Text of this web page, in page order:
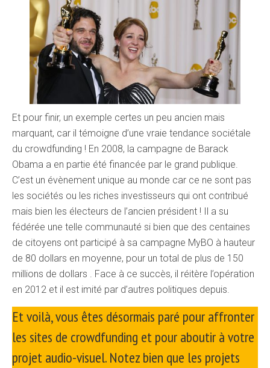
Et pour finir, un exemple certes un peu ancien mais
marquant, car il témoigne d’une vraie tendance sociétale
du crowdfunding ! En 2008, la campagne de Barack
Obama a en partie été financée par le grand publique.
C’est un évènement unique au monde car ce ne sont pas
les sociétés ou les riches investisseurs qui ont contribué
mais bien les électeurs de l’ancien président ! Il a su
fédérée une telle communauté si bien que des centaines
de citoyens ont participé à sa campagne MyBO à hauteur
de 80 dollars en moyenne, pour un total de plus de 150
millions de dollars . Face à ce succès, il réitère l’opération
en 2012 et il est imité par d’autres politiques depuis.
Et voilà, vous êtes désormais paré pour affronter
les sites de crowdfunding et pour aboutir à votre
projet audio-visuel. Notez bien que les projets